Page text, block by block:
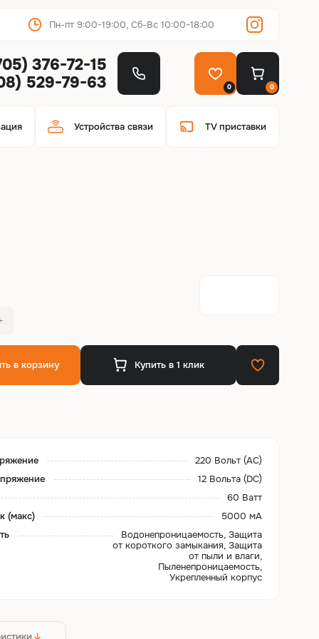
Пн-пт 9:00-19:00, Сб-Вс 10:00-18:00
376-72-15
529-79-63
0 0
Устройства связи TV приставки
в корзину Купить в 1 клик
220 Вольт (AC)
12 Вольта (DC)
60 Ватт
(макс)
5000 мА
Водонепроницаемость, Защита
от короткого замыкания, Защита
от пыли и влаги,
Пыленепроницаемость,
Укрепленный корпус